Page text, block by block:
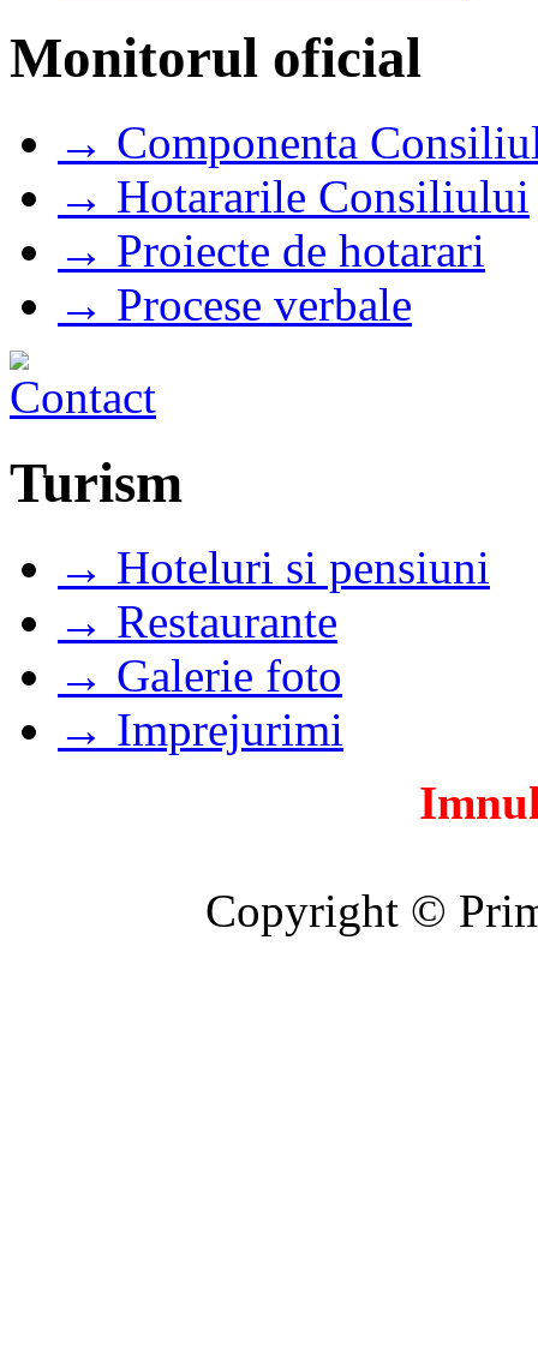
Monitorul oficial
→ Componenta
→ Hotararile Consiliului
→ Proiecte de hotarari
→ Procese verbale
Turism
→ Hoteluri si pensiuni
→ Restaurante
→ Galerie foto
→ Imprejurimi
Copyright ©